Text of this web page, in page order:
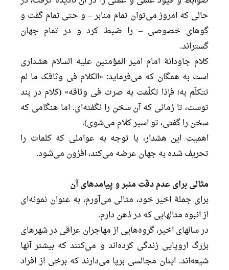
حالی که امروز می‌توان تمام منابر – و حتی تمام گفت و
گو‌های خصوصی – را ضبط کرد و در تمام جهان
گستراند.
کلام جاودانۀ امام امیر المؤمنین علیه السلام هشداری
است به همگان که می‌فرماید: «الکلام فی وثاقک ما لم
تتکلّم به؛ فإذا تکلّمت به صرت فی وثاقه» (کلام در بند
توست، تا زمانی که آن سخن را نگفته‌ای. اما هنگامی که
سخن را گفتی، تو اسیر کلام می‌شوی).
اهمیت این هشدار، با توجه به عواملی که کلمات را
تحریف شده به جهان عرضه می‌کند، افزون می‌شود.
مثالی برای عدم دقت منبر و پیامدهای آن
برای جملۀ اخیر خود، مثالی می‌آورم، به عنوان نمونه‌ای
از انبوه مثالهایی که در ذهن دارم.
در سالهای اخیر، گروه‌هایی از مهاجران عراقی در شهرهای
بزرگ اروپایی زندگی کرده‌اند و می‌کنند که بیشتر آنها
شیعه‌اند. اینان مجالسی برپا می‌دارند که برخی از افراد